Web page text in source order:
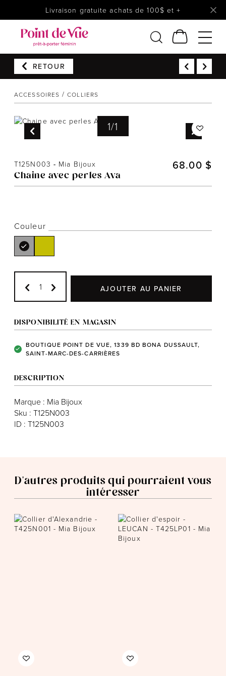
Livraison gratuite achats de 100$ et +
Femmes
Lingerie
Chaussures
Prêt à reporter
Notre histoire
L'équipe
Politiques de cookies
Politiques et conditions d'achats
RETOUR
ACCESSOIRES COLLIERS
1/1
T125N003 - Mia Bijoux
Chaine avec perles Ava
68.00 $
Couleur
AJOUTER AU PANIER
DISPONIBILITÉ EN MAGASIN
BOUTIQUE POINT DE VUE, 1339 BD BONA DUSSAULT,
SAINT-MARC-DES-CARRIÈRES
DESCRIPTION
Marque : Mia Bijoux
Sku : T125N003
ID : T125N003
D'autres produits qui pourraient vous
intéresser